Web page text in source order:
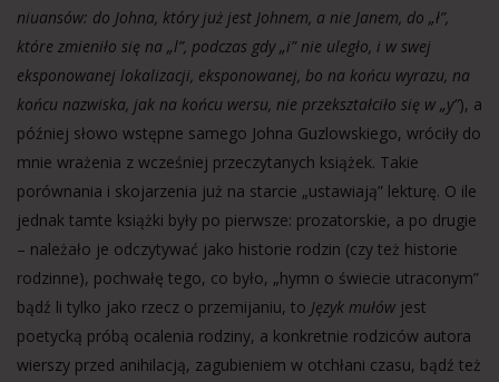
niuansów: do Johna, który już jest Johnem, a nie Janem, do „ł”,
które zmieniło się na „l”, podczas gdy „i” nie uległo, i w swej
eksponowanej lokalizacji, eksponowanej, bo na końcu wyrazu, na
końcu nazwiska, jak na końcu wersu, nie przekształciło się w „y”), a
później słowo wstępne samego Johna Guzlowskiego, wróciły do
mnie wrażenia z wcześniej przeczytanych książek. Takie
porównania i skojarzenia już na starcie „ustawiają” lekturę. O ile
jednak tamte książki były po pierwsze: prozatorskie, a po drugie
– należało je odczytywać jako historie rodzin (czy też historie
rodzinne), pochwałę tego, co było, „hymn o świecie utraconym”
bądź li tylko jako rzecz o przemijaniu, to Język mułów jest
poetycką próbą ocalenia rodziny, a konkretnie rodziców autora
wierszy przed anihilacją, zagubieniem w otchłani czasu, bądź też